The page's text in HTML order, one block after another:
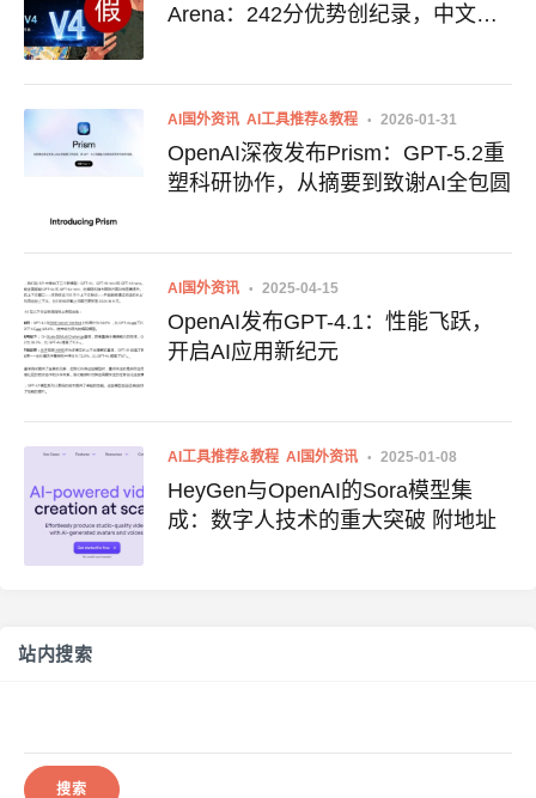
Arena：242分优势创纪录，中文渲
AI国外资讯 AI工具推荐&教程 2026-01-31
OpenAI深夜发布Prism：GPT-5.2重
塑科研协作，从摘要到致谢AI全包圆
AI国外资讯 2025-04-15
OpenAI发布GPT-4.1：性能飞跃，
开启AI应用新纪元
AI工具推荐&教程 AI国外资讯 2025-01-08
HeyGen与OpenAI的Sora模型集
成：数字人技术的重大突破 附地址
站内搜索